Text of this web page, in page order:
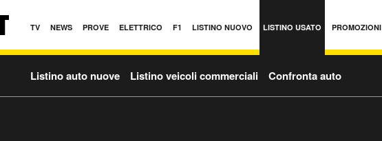
TV NEWS PROVE ELETTRICO F1 LISTINO NUOVO LISTINO USATO PROMOZIONI
Listino auto nuove Listino veicoli commerciali Confronta auto